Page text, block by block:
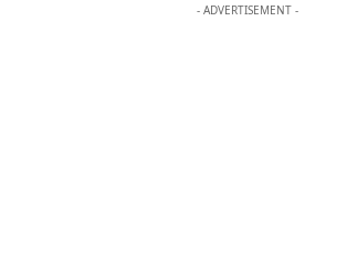
- ADVERTISEMENT -